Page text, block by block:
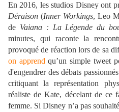
En 2016, les studios Disney ont
Déraison (Inner Workings, Leo
de Vaiana : La Légende du
minutes, qui raconte la
provoqué de réaction lors de sa
on apprend qu’un simple tweet
d'engendrer des débats
critiquant la représentation
réaliste de Kate, décelant de ce
femme. Si Disney n’a pas